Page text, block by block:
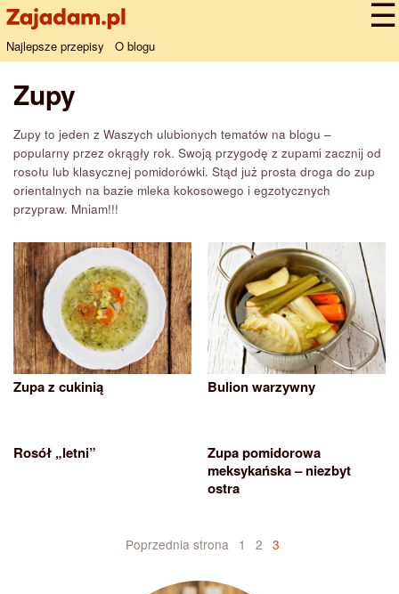
Najlepsze przepisy O blogu
Zupy
Zupy to jeden z Waszych ulubionych tematów na blogu –
popularny przez okrągły rok. Swoją przygodę z zupami zacznij od
rosołu lub klasycznej pomidorówki. Stąd już prosta droga do zup
orientalnych na bazie mleka kokosowego i egzotycznych
przypraw. Mniam!!!
Zupa z cukinią Bulion warzywny
Rosół „letni”
Zupa pomidorowa
meksykańska – niezbyt
ostra
Poprzednia strona 1 2 3